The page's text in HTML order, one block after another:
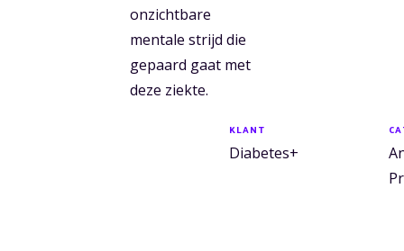
onzichtbare
mentale strijd die
gepaard gaat met
deze ziekte.
KLANT
Diabetes+